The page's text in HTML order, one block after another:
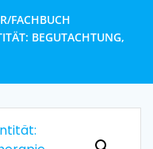
FACHBUCH
BEGUTACHTUNG,